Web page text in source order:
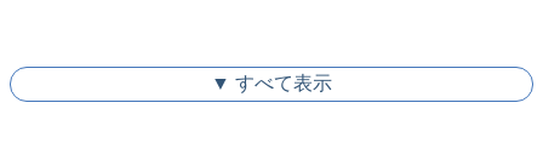
▼ すべて表示